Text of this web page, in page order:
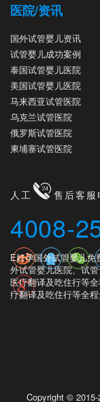
医院/资讯
国外试管婴儿资讯
试管婴儿成功案例
泰国试管婴儿医院
美国试管婴儿医院
马来西亚试管医院
乌克兰试管医院
俄罗斯试管医院
柬埔寨试管医院
人工 售后客服
4008-
E好孕国外试管婴儿
外试管婴儿医院、试
医疗翻译及吃住行等
疗翻译及吃住行等全程
Copyright ©